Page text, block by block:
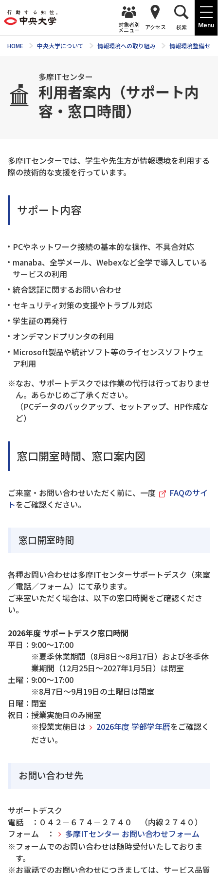
Menu
対象者別
メニュー アクセス 検索
HOME 中央大学について 情報環境への取り組み 情報環境整備セン
多摩ITセンター
利用者案内（サポート内
容・窓口時間）
多摩ITセンターでは、学生や先生方が情報環境を利用する
際の技術的な支援を行っています。
サポート内容
PCやネットワーク接続の基本的な操作、不具合対応
manaba、全学メール、Webexなど全学で導入している
サービスの利用
統合認証に関するお問い合わせ
セキュリティ対策の支援やトラブル対応
学生証の再発行
オンデマンドプリンタの利用
Microsoft製品や統計ソフト等のライセンスソフトウェ
ア利用
※なお、サポートデスクでは作業の代行は行っておりませ
ん。あらかじめご了承ください。
（PCデータのバックアップ、セットアップ、HP作成な
ど）
窓口開室時間、窓口案内図
ご来室・お問い合わせいただく前に、一度
FAQのサイ
トをご確認ください。
窓口開室時間
各種お問い合わせは多摩ITセンターサポートデスク（来室
／電話／フォーム）にて承ります。
ご来室いただく場合は、以下の窓口時間をご確認くださ
い。
2026年度 サポートデスク窓口時間
平日：9:00～17:00
※夏季休業期間（8月8日～8月17日）および冬季休
業期間（12月25日～2027年1月5日）は閉室
土曜：9:00～17:00
※8月7日～9月19日の土曜日は閉室
日曜：閉室
祝日：授業実施日のみ開室
※授業実施日は
2026年度 学部学年暦をご確認く
ださい。
お問い合わせ先
サポートデスク
電話 ：０４２－６７４－２７４０ （内線２７４０）
フォーム ：
多摩ITセンター お問い合わせフォーム
※フォームでのお問い合わせは随時受付いたしておりま
す。
※お電話でのお問い合わせにつきましては、サービス品質